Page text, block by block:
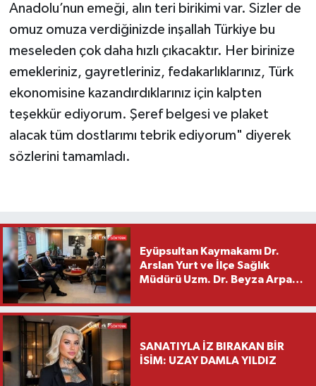
Anadolu’nun emeği, alın teri birikimi var. Sizler de
omuz omuza verdiğinizde inşallah Türkiye bu
meseleden çok daha hızlı çıkacaktır. Her birinize
emekleriniz, gayretleriniz, fedakarlıklarınız, Türk
ekonomisine kazandırdıklarınız için kalpten
teşekkür ediyorum. Şeref belgesi ve plaket
alacak tüm dostlarımı tebrik ediyorum" diyerek
sözlerini tamamladı.
Eyüpsultan Kaymakamı Dr.
Arslan Yurt ve İlçe Sağlık
Müdürü Uzm. Dr. Beyza Arpacı
Ziyareti
SANATIYLA İZ BIRAKAN BİR
İSİM: UZAY DAMLA YILDIZ